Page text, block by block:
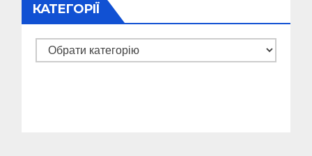
КАТЕГОРІЇ
Категорії